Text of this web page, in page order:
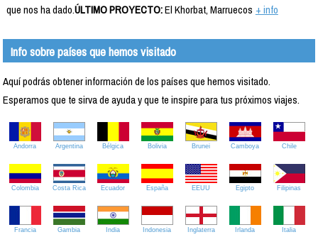
que nos ha dado.ÚLTIMO PROYECTO:El Khorbat, Marruecos + info
Info sobre países que hemos visitado
Aquí podrás obtener información de los países que hemos visitado.
Esperamos que te sirva de ayuda y que te inspire para tus próximos viajes.
Andorra Argentina Bélgica Bolivia Brunei Camboya Chile
Colombia Costa Rica Ecuador España EEUU Egipto Filipinas
Francia Gambia India Indonesia Inglaterra Irlanda Italia